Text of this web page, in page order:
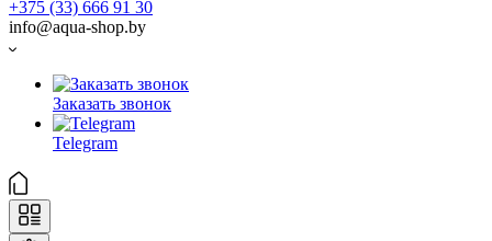
+375 (33) 666 91 30
info@aqua-shop.by
Заказать звонок
Telegram